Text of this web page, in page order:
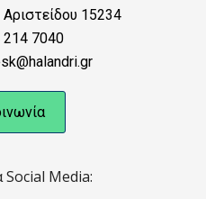
15234
214 7040
Media: